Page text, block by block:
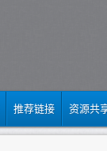
推荐链接 资源共